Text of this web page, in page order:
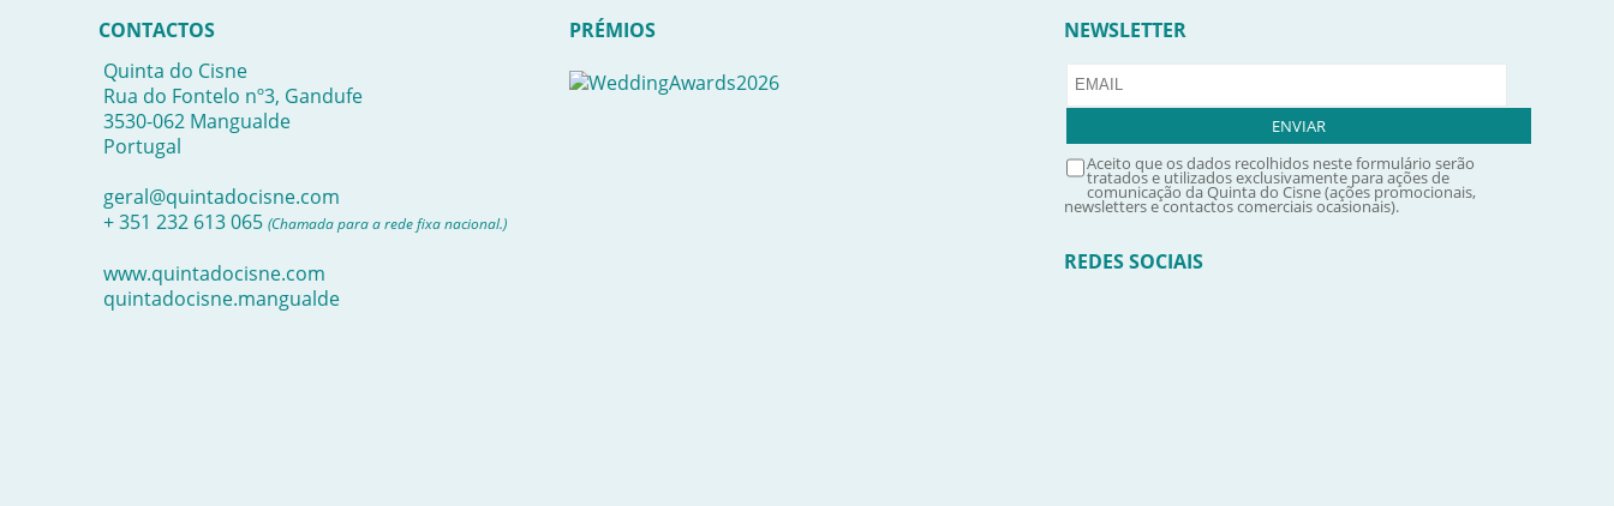
CONTACTOS
Quinta do Cisne
Rua do Fontelo nº3, Gandufe
3530-062 Mangualde
Portugal
geral@quintadocisne.com
+ 351 232 613 065 (Chamada para a rede fixa nacional.)
www.quintadocisne.com
quintadocisne.mangualde
PRÉMIOS NEWSLETTER
Aceito que os dados recolhidos neste formulário serão
tratados e utilizados exclusivamente para ações de
comunicação da Quinta do Cisne (ações promocionais,
newsletters e contactos comerciais ocasionais).
REDES SOCIAIS